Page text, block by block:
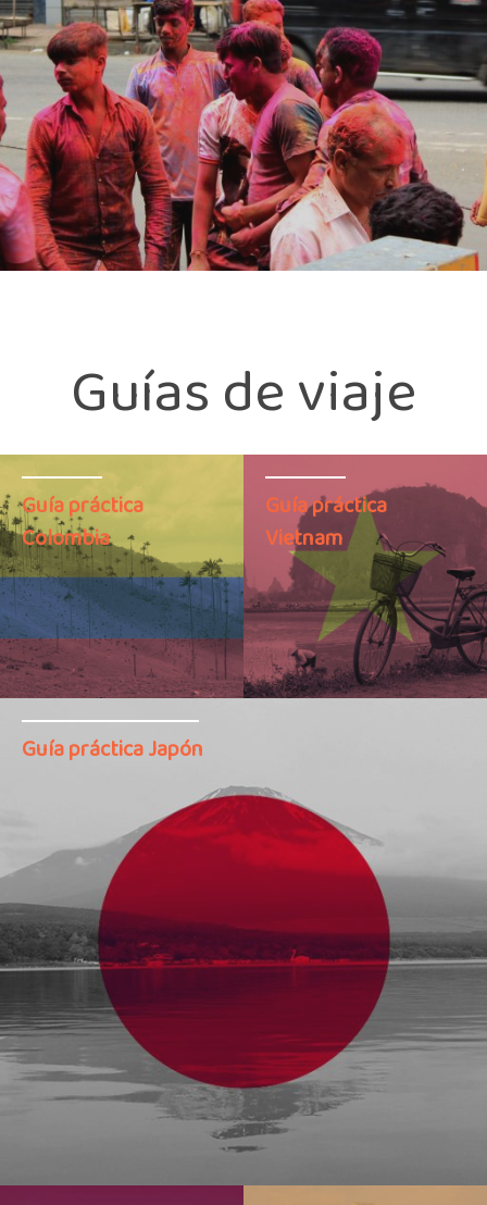
Guías de viaje
Guía práctica
Colombia
Guía práctica
Vietnam
Guía práctica Japón